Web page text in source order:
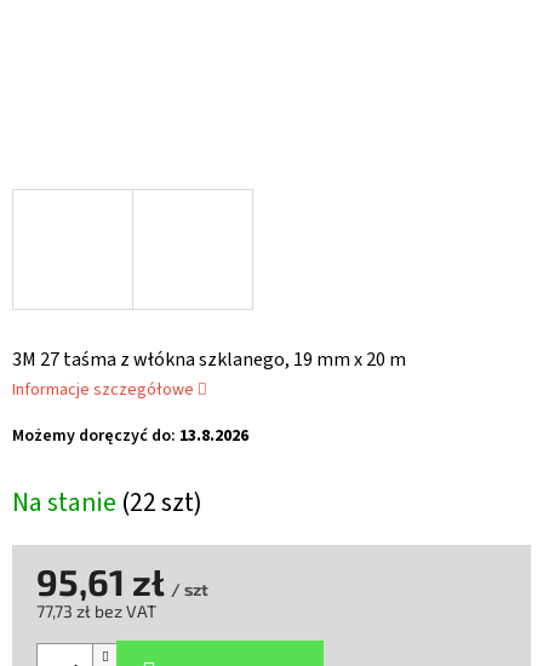
Na stanie (22 szt)
Możemy doręczyć do: 13.8.2026
3M 27 taśma z włókna szklanego, 19 mm x 20 m
Informacje szczegółowe
95,61 zł / szt
77,73 zł bez VAT
jednostkowa: